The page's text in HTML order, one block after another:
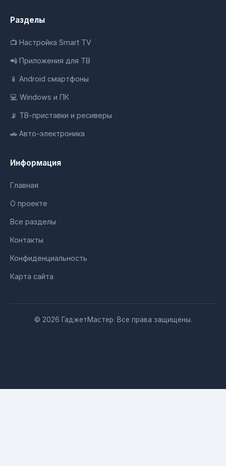
Разделы
📺 Настройка Smart TV
📲 Приложения для ТВ
📱 Android смартфоны
💻 Windows и ПК
📡 ТВ-приставки и ресиверы
🚗 Авто-электроника
Информация
Главная
О проекте
Все разделы
Контакты
Конфиденциальность
Карта сайта
© 2026 ГаджетМастер. Все права защищены.